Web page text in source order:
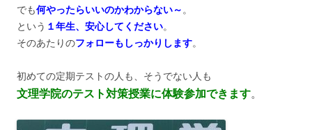
でも何やったらいいのかわからない～ 。
という １年生、安心してください。
そのあたりのフォローもしっかりします。
初めての定期テストの人も、そうでない人も
文理学院のテスト対策授業に体験参加できます。